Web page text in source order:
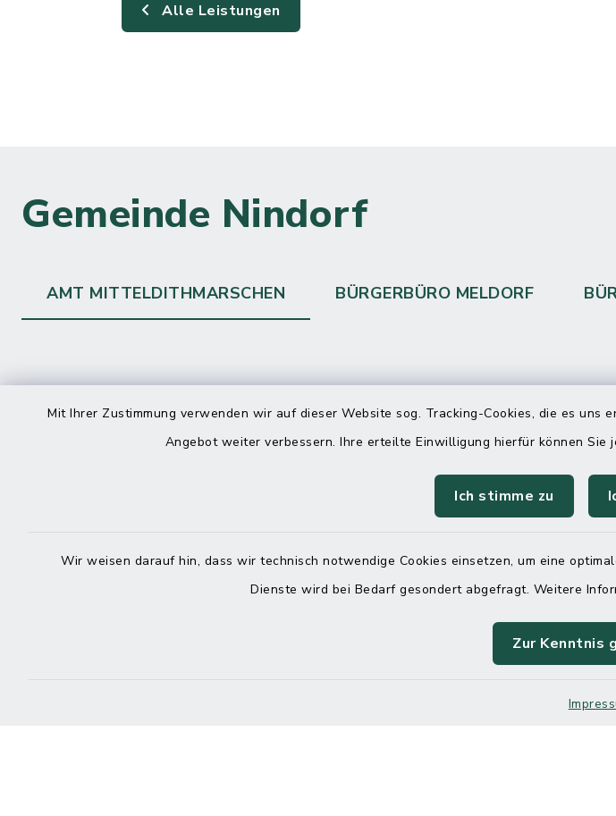
Mit Ihrer Zustimmung verwenden wir auf dieser Website sog. Tracking-Cookies, die es
Angebot weiter verbessern. Ihre erteilte Einwilligung hierfür können Sie
Ich stimme zu
Wir weisen darauf hin, dass wir technisch notwendige Cookies einsetzen, um eine
Dienste wird bei Bedarf gesondert abgefragt. Weitere
Zur Kenntnis
Alle Leistungen
Gemeinde Nindorf
AMT MITTELDITHMARSCHEN BÜRGERBÜRO MELDORF
Kontakt
04832 6065-215
direkte telefonische
Durchwahl
Montag - Donnerstag
08:00
14:00
Freitag
08:00
Online-Terminvereinbarung
keinen zeitnahen Termin? Rufen Sie